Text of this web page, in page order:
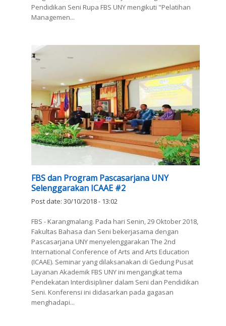
Pendidikan Seni Rupa FBS UNY mengikuti "Pelatihan
Managemen...
FBS dan Program Pascasarjana UNY
Selenggarakan ICAAE #2
Post date: 30/10/2018 - 13:02
FBS - Karangmalang. Pada hari Senin, 29 Oktober 2018,
Fakultas Bahasa dan Seni bekerjasama dengan
Pascasarjana UNY menyelenggarakan The 2nd
International Conference of Arts and Arts Education
(ICAAE). Seminar yang dilaksanakan di Gedung Pusat
Layanan Akademik FBS UNY ini mengangkat tema
Pendekatan Interdisipliner dalam Seni dan Pendidikan
Seni. Konferensi ini didasarkan pada gagasan
menghadapi...